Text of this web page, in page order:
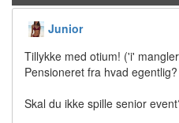
Junior
Tillykke med otium! ('i'
Pensioneret fra hvad egentlig?
Skal du ikke spille senior